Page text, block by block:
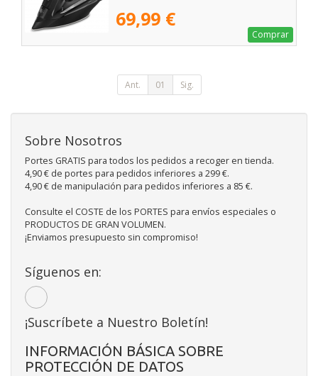
69,99 €
Comprar
Ant. 01 Sig.
Sobre Nosotros
Portes GRATIS para todos los pedidos a recoger en tienda.
4,90 € de portes para pedidos inferiores a 299 €.
4,90 € de manipulación para pedidos inferiores a 85 €.
Consulte el COSTE de los PORTES para envíos especiales o
PRODUCTOS DE GRAN VOLUMEN.
¡Enviamos presupuesto sin compromiso!
Síguenos en:
¡Suscríbete a Nuestro Boletín!
INFORMACIÓN BÁSICA SOBRE
PROTECCIÓN DE DATOS